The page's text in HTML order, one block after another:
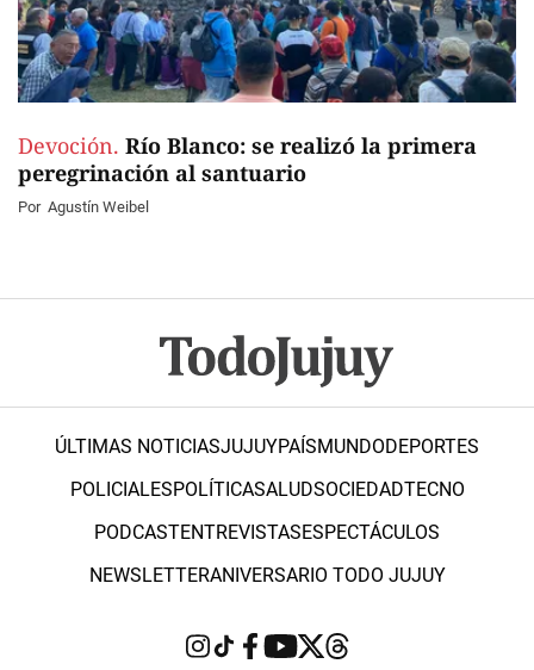
Devoción. Río Blanco: se realizó la primera
peregrinación al santuario
Por Agustín Weibel
ÚLTIMAS NOTICIASJUJUYPAÍSMUNDODEPORTES
POLICIALESPOLÍTICASALUDSOCIEDADTECNO
PODCASTENTREVISTASESPECTÁCULOS
NEWSLETTERANIVERSARIO TODO JUJUY